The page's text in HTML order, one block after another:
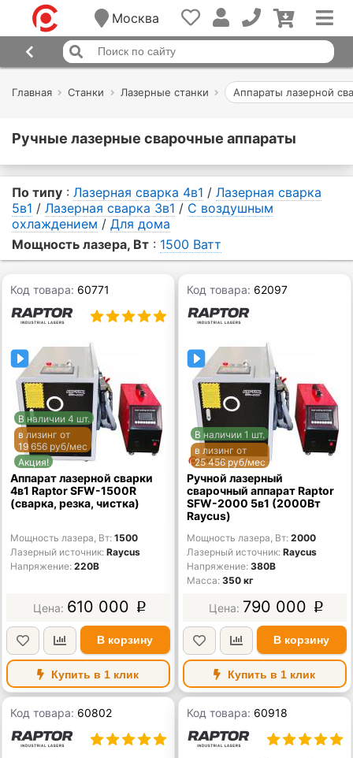
Москва
Главная Станки Лазерные станки Аппараты лазерной
Ручные лазерные сварочные аппараты
По типу : Лазерная сварка 4в1 / Лазерная сварка
5в1 / Лазерная сварка 3в1 / С воздушным
охлаждением / Для дома
Мощность лазера, Вт : 1500 Ватт
Код товара: 60771
В наличии 4 шт.
в лизинг от
19 656 руб/мес
Акция!
Аппарат лазерной сварки
4в1 Raptor SFW-1500R
(сварка, резка, чистка)
Мощность лазера, Вт 1500
Лазерный источник Raycus
Напряжение 220В
610 000 p
В корзину
Купить в 1 клик
Код товара: 62097
В наличии 1 шт.
в лизинг от
25 456 руб/мес
Ручной лазерный
сварочный аппарат Raptor
SFW-2000 5в1 (2000Вт
Raycus)
Мощность лазера, Вт 2000
Лазерный источник Raycus
Напряжение 380В
Масса 350 кг
790 000 p
В корзину
Купить в 1 клик
Код товара: 60802 Код товара: 60918